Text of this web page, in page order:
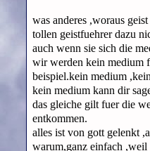
was anderes ,woraus
tollen geistfuehrer dazu
auch wenn sie sich die
wir werden kein medium
beispiel.kein medium
kein medium kann dir
das gleiche gilt fuer die
entkommen.
alles ist von gott gelenkt
warum,ganz einfach ,weil